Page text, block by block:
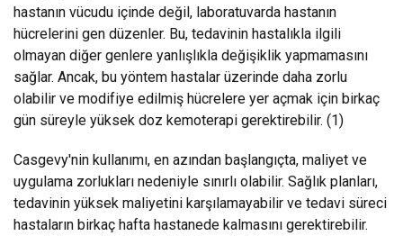
hastanın vücudu içinde değil, laboratuvarda hastanın
hücrelerini gen düzenler. Bu, tedavinin hastalıkla ilgili
olmayan diğer genlere yanlışlıkla değişiklik yapmamasını
sağlar. Ancak, bu yöntem hastalar üzerinde daha zorlu
olabilir ve modifiye edilmiş hücrelere yer açmak için birkaç
gün süreyle yüksek doz kemoterapi gerektirebilir. (1)
Casgevy'nin kullanımı, en azından başlangıçta, maliyet ve
uygulama zorlukları nedeniyle sınırlı olabilir. Sağlık planları,
tedavinin yüksek maliyetini karşılamayabilir ve tedavi süreci
hastaların birkaç hafta hastanede kalmasını gerektirebilir.